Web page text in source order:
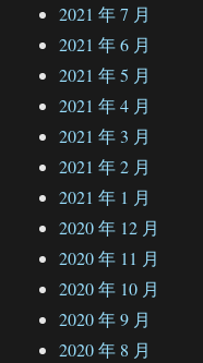
2021 年 7 月
2021 年 6 月
2021 年 5 月
2021 年 4 月
2021 年 3 月
2021 年 2 月
2021 年 1 月
2020 年 12 月
2020 年 11 月
2020 年 10 月
2020 年 9 月
2020 年 8 月